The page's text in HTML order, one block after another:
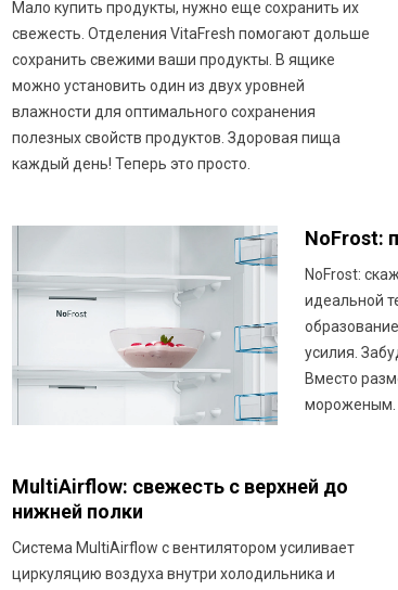
Мало купить продукты, нужно еще сохранить их
свежесть. Отделения VitaFresh помогают дольше
сохранить свежими ваши продукты. В ящике
можно установить один из двух уровней
влажности для оптимального сохранения
полезных свойств продуктов. Здоровая пища
каждый день! Теперь это просто.
NoFrost:
NoFrost:
идеальной
усилия.
Вместо
мороженым.
MultiAirflow: свежесть с верхней до
нижней полки
Система MultiAirflow с вентилятором усиливает
циркуляцию воздуха внутри холодильника и